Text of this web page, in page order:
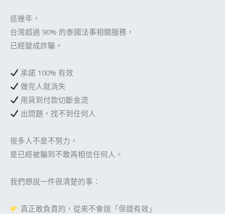
這幾年，
台灣超過 90% 的泰國法事相關服務，
已經變成詐騙。
承諾 100% 有效
做完人就消失
用貨到付款切斷金流
出問題，找不到任何人
很多人不是不努力，
是已經被騙到不敢再相信任何人。
我們想說一件很清楚的事：
真正敢負責的，從來不會說「保證有效」